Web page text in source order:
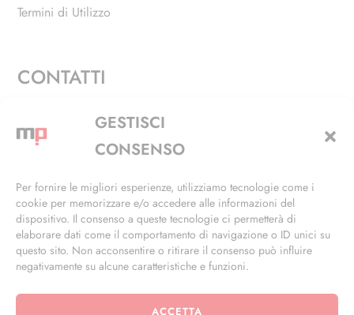
GESTISCI
CONSENSO
Per fornire le migliori esperienze, utilizziamo tecnologie come i
cookie per memorizzare e/o accedere alle informazioni del
dispositivo. Il consenso a queste tecnologie ci permetterà di
elaborare dati come il comportamento di navigazione o ID unici su
questo sito. Non acconsentire o ritirare il consenso può influire
negativamente su alcune caratteristiche e funzioni.
ACCETTA
Termini di Utilizzo
CONTATTI
Via Alfieri, 27 - Trezzano Sul Naviglio (MI)
+39 02 4846 3155
info@masterphil.it